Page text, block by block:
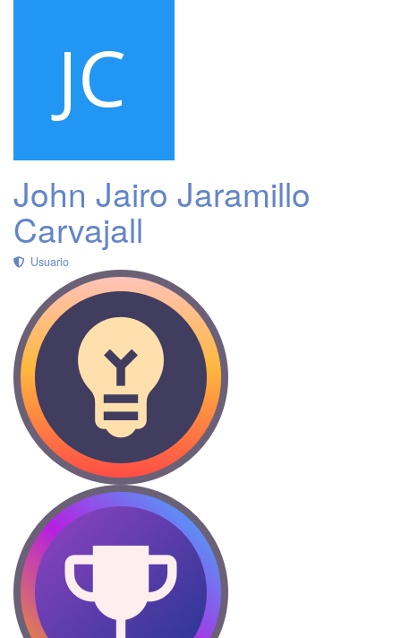
John Jairo Jaramillo
Carvajall
Usuario